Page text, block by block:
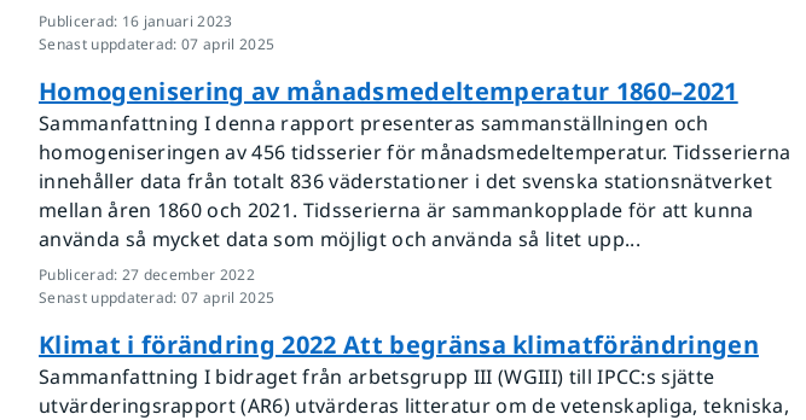
Publicerad: 16 januari 2023
Senast uppdaterad:07 april 2025
Homogenisering av månadsmedeltemperatur 1860–2021
Sammanfattning I denna rapport presenteras sammanställningen och
homogeniseringen av 456 tidsserier för månadsmedeltemperatur. Tidsserierna
innehåller data från totalt 836 väderstationer i det svenska stationsnätverket
mellan åren 1860 och 2021. Tidsserierna är sammankopplade för att kunna
använda så mycket data som möjligt och använda så litet upp...
Publicerad: 27 december 2022
Senast uppdaterad:07 april 2025
Klimat i förändring 2022 Att begränsa klimatförändringen
Sammanfattning I bidraget från arbetsgrupp III (WGIII) till IPCC:s sjätte
utvärderingsrapport (AR6) utvärderas litteratur om de vetenskapliga, tekniska,